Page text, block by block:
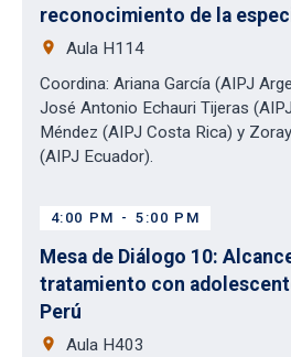
reconocimiento de la
place
Aula H114
Coordina: Ariana García (AIPJ
José Antonio Echauri Tijeras
Méndez (AIPJ Costa Rica) y
(AIPJ Ecuador).
4:00 PM - 5:00 PM
Mesa de Diálogo 10:
tratamiento con
Perú
place
Aula H403